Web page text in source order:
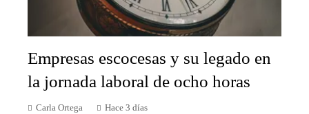
Empresas escocesas y su legado en
la jornada laboral de ocho horas
Carla Ortega Hace 3 días